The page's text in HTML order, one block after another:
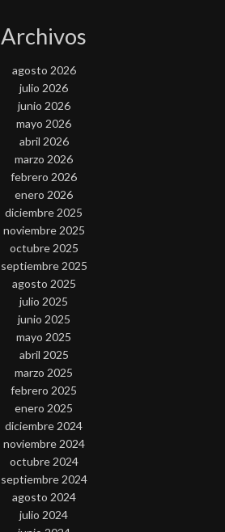
Archivos
agosto 2026
julio 2026
junio 2026
mayo 2026
abril 2026
marzo 2026
febrero 2026
enero 2026
diciembre 2025
noviembre 2025
octubre 2025
septiembre 2025
agosto 2025
julio 2025
junio 2025
mayo 2025
abril 2025
marzo 2025
febrero 2025
enero 2025
diciembre 2024
noviembre 2024
octubre 2024
septiembre 2024
agosto 2024
julio 2024